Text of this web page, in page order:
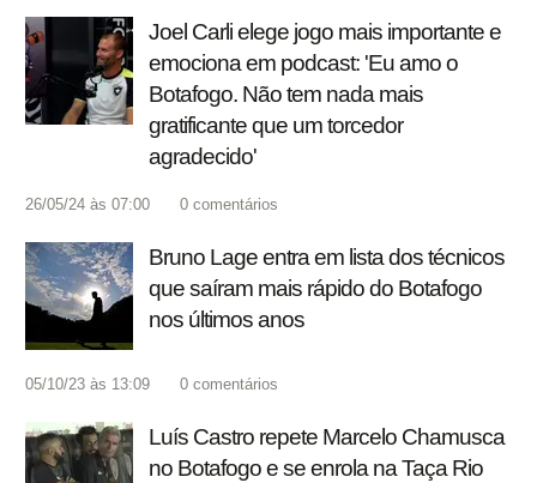
Joel Carli elege jogo mais importante e
emociona em podcast: 'Eu amo o
Botafogo. Não tem nada mais
gratificante que um torcedor
agradecido'
26/05/24 às 07:00 0 comentários
Bruno Lage entra em lista dos técnicos
que saíram mais rápido do Botafogo
nos últimos anos
05/10/23 às 13:09 0 comentários
Luís Castro repete Marcelo Chamusca
no Botafogo e se enrola na Taça Rio